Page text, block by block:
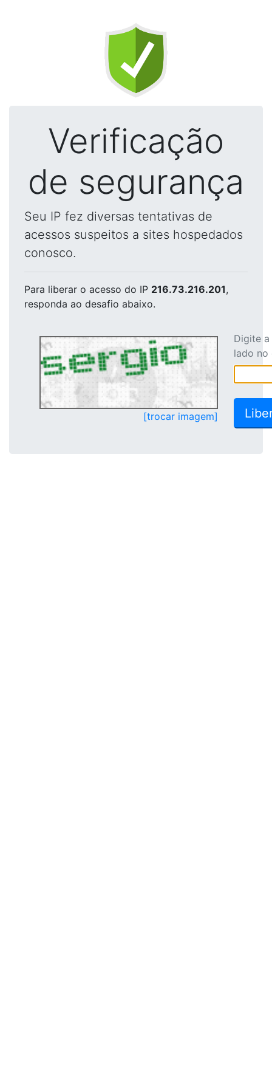
Verificação
de segurança
Seu IP fez diversas tentativas de
acessos suspeitos a sites hospedados
conosco.
Para liberar o acesso do IP 216.73.216.201,
responda ao desafio abaixo.
[trocar imagem]
Digite
lado no